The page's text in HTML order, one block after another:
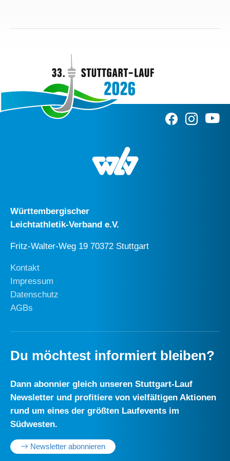
Württembergischer
Leichtathletik-Verband e.V.
Fritz-Walter-Weg 19 70372 Stuttgart
Kontakt
Impressum
Datenschutz
AGBs
Du möchtest informiert bleiben?
Dann abonnier gleich unseren Stuttgart-Lauf
Newsletter und profitiere von vielfältigen Aktionen
rund um eines der größten Laufevents im
Südwesten.
Newsletter abonnieren